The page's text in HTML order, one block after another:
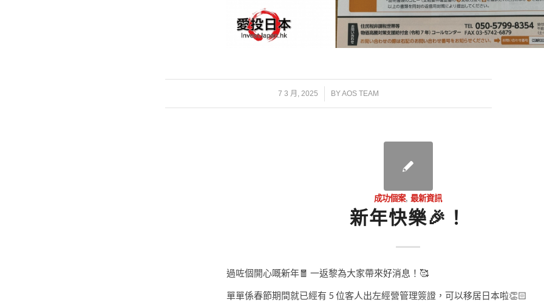
7 3 月, 2025
/ BYAOS TEAM
成功個案, 最新資訊
新年快樂🎉！
過咗個開心嘅新年🧧 一返黎為大家帶來好消息！🥰
單單係春節期間就已經有 5 位客人出左經營管理簽證，可以移居日本啦👏🏻